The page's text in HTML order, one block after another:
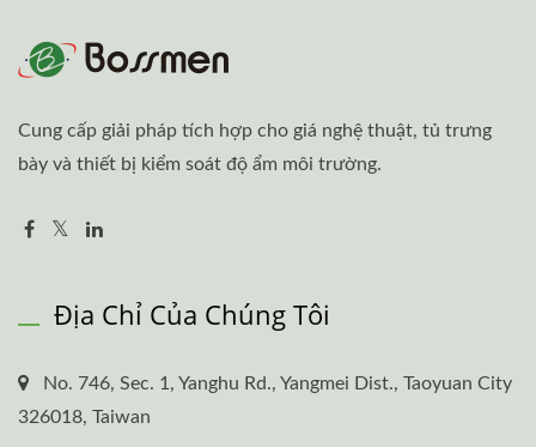
Cung cấp giải pháp tích hợp cho giá nghệ thuật, tủ trưng
bày và thiết bị kiểm soát độ ẩm môi trường.
Địa Chỉ Của Chúng Tôi
No. 746, Sec. 1, Yanghu Rd., Yangmei Dist., Taoyuan City
326018, Taiwan